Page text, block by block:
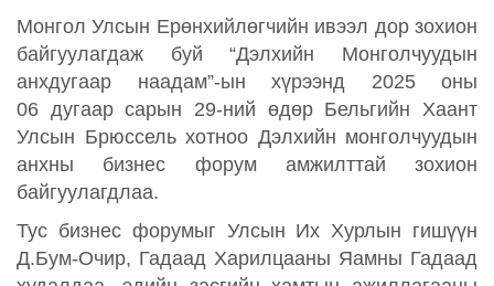
Монгол Улсын Ерөнхийлөгчийн ивээл дор зохион
байгуулагдаж буй “Дэлхийн Монголчуудын
анхдугаар наадам”-ын хүрээнд 2025оны
06 дугаар сарын 29-ний өдөр Бельгийн Хаант
Улсын Брюссель хотноо Дэлхийн монголчуудын
анхны бизнес форум амжилттай зохион
байгуулагдлаа.
Тус бизнес форумыг Улсын Их Хурлын гишүүн
Д.Бум-Очир, Гадаад Харилцааны Яамны Гадаад